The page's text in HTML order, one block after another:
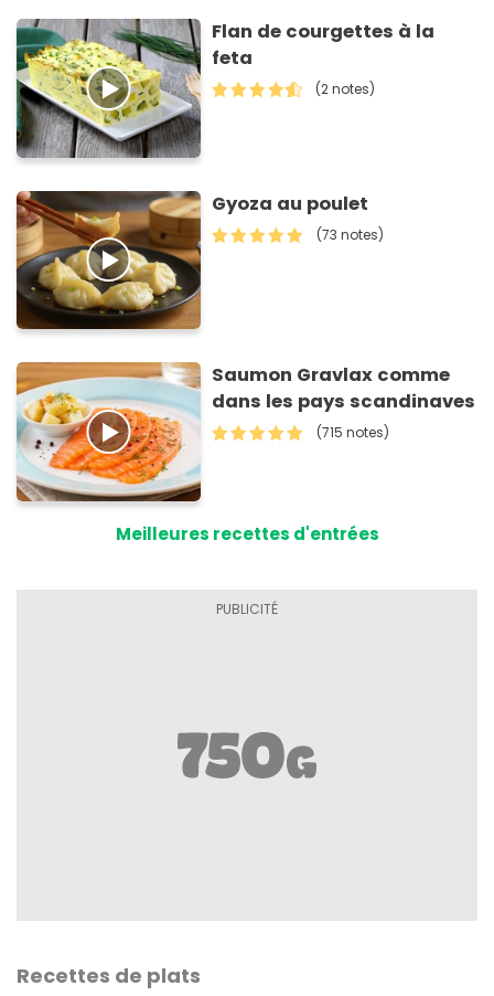
Flan de courgettes à la
feta
(2 notes)
Gyoza au poulet
(73 notes)
Saumon Gravlax comme
dans les pays scandinaves
(715 notes)
Meilleures recettes d'entrées
Recettes de plats